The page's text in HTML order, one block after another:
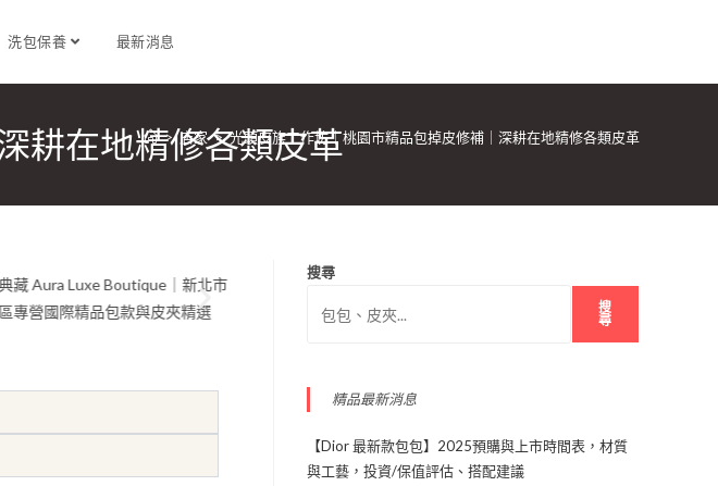
洗包保養 最新消息
耕在地精修各類皮革
> 店家 > 光頭皮族工作坊｜桃園市精品包掉皮修補｜深耕在地精修各類皮革
搜尋
搜
尋
精品最新消息
【Dior 最新款包包】2025預購與上市時間表，材質
與工藝，投資/保值評估、搭配建議